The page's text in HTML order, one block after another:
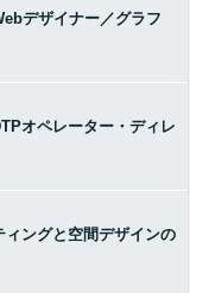
デザイナー／グラフ
オペレーター・ディレ
ングと空間デザインの